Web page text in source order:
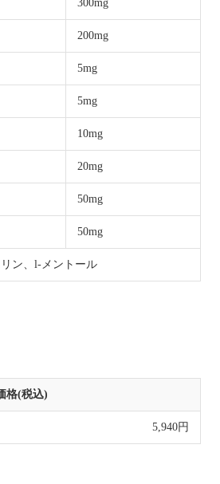
300mg
200mg
5mg
5mg
10mg
20mg
50mg
50mg
ン、l-メントール
格(税込)
5,940円